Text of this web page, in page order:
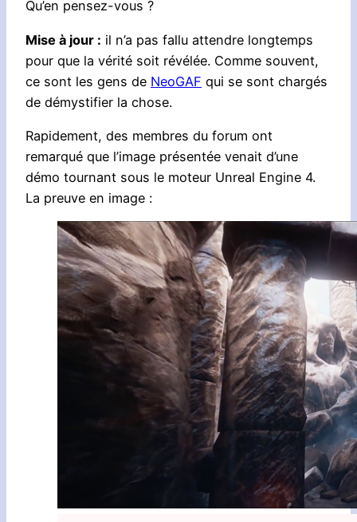
Qu’en pensez-vous ?
Mise à jour : il n’a pas fallu attendre longtemps
pour que la vérité soit révélée. Comme souvent,
ce sont les gens de NeoGAF qui se sont chargés
de démystifier la chose.
Rapidement, des membres du forum ont
remarqué que l’image présentée venait d’une
démo tournant sous le moteur Unreal Engine 4.
La preuve en image :